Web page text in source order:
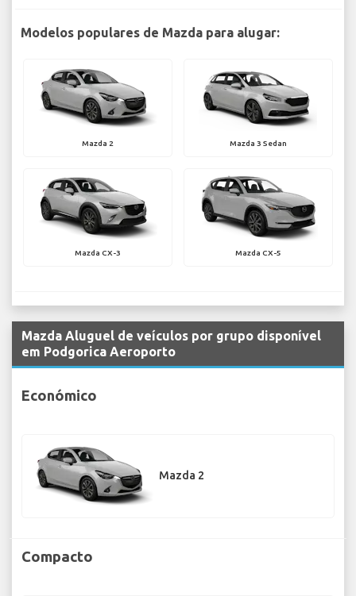
Modelos populares de Mazda para alugar:
Mazda 2 Mazda 3 Sedan
Mazda CX-3 Mazda CX-5
Mazda Aluguel de veículos por grupo disponível
em Podgorica Aeroporto
Económico
Mazda 2
Compacto